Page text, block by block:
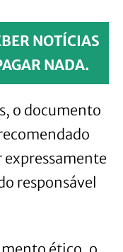
NOTÍCIAS
NADA.
o documento
expressamente
responsável